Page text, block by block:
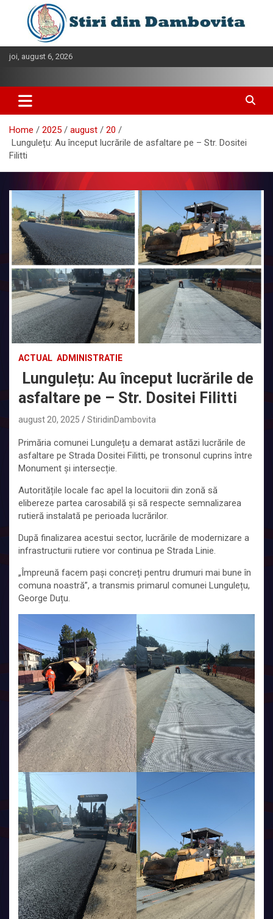
content
joi, august 6, 2026
Home 2025 august
20
Lungulețu: Au început lucrările de asfaltare pe – Str. Dositei
Filitti
ACTUAL ADMINISTRATIE
Lungulețu: Au început lucrările de
asfaltare pe – Str. Dositei Filitti
august 20, 2025 StiridinDambovita
Primăria comunei Lungulețu a demarat astăzi lucrările de
asfaltare pe Strada Dositei Filitti, pe tronsonul cuprins între
Monument și intersecție.
Autoritățile locale fac apel la locuitorii din zonă să
elibereze partea carosabilă și să respecte semnalizarea
rutieră instalată pe perioada lucrărilor.
După finalizarea acestui sector, lucrările de modernizare a
infrastructurii rutiere vor continua pe Strada Linie.
„Împreună facem pași concreți pentru drumuri mai bune în
comuna noastră”, a transmis primarul comunei Lungulețu,
George Duțu.